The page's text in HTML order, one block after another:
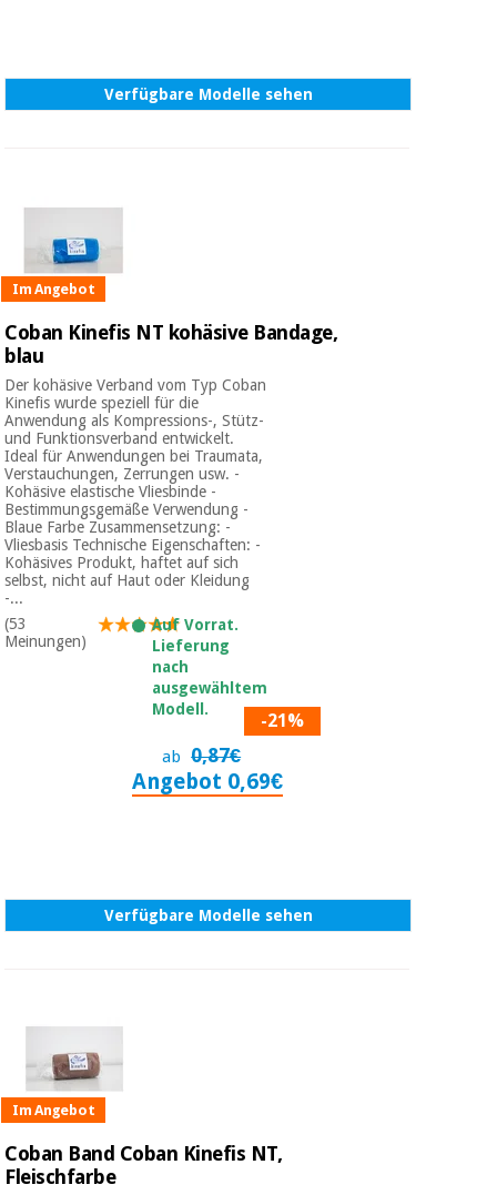
Verfügbare Modelle sehen
Im Angebot
Coban Kinefis NT kohäsive Bandage,
blau
Der kohäsive Verband vom Typ Coban
Kinefis wurde speziell für die
Anwendung als Kompressions-, Stütz-
und Funktionsverband entwickelt.
Ideal für Anwendungen bei Traumata,
Verstauchungen, Zerrungen usw. -
Kohäsive elastische Vliesbinde -
Bestimmungsgemäße Verwendung -
Blaue Farbe Zusammensetzung: -
Vliesbasis Technische Eigenschaften: -
Kohäsives Produkt, haftet auf sich
selbst, nicht auf Haut oder Kleidung
-...
(53
Meinungen)
Auf Vorrat.
Lieferung
nach
ausgewähltem
Modell.
-21%
ab 0,87€
Angebot 0,69€
Verfügbare Modelle sehen
Im Angebot
Coban Band Coban Kinefis NT,
Fleischfarbe